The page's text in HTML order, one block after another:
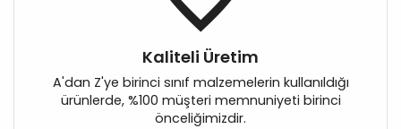
Kaliteli Üretim
A'dan Z'ye birinci sınıf malzemelerin kullanıldığı
ürünlerde, %100 müşteri memnuniyeti birinci
önceliğimizdir.